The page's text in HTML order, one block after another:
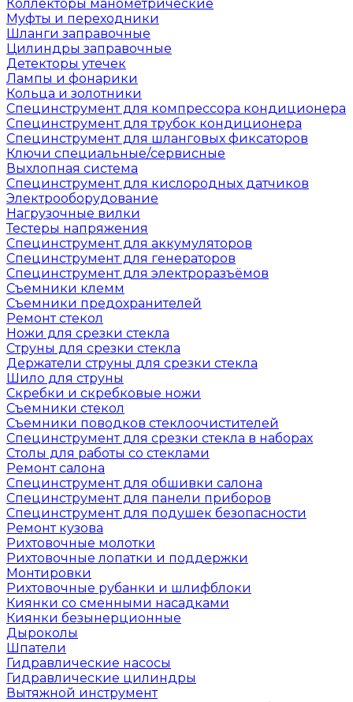
Коллекторы манометрические
Муфты и переходники
Шланги заправочные
Цилиндры заправочные
Детекторы утечек
Лампы и фонарики
Кольца и золотники
Специнструмент для компрессора кондиционера
Специнструмент для трубок кондиционера
Специнструмент для шланговых фиксаторов
Ключи специальные/сервисные
Выхлопная система
Специнструмент для кислородных датчиков
Электрооборудование
Нагрузочные вилки
Тестеры напряжения
Специнструмент для аккумуляторов
Специнструмент для генераторов
Специнструмент для электроразъёмов
Съемники клемм
Съемники предохранителей
Ремонт стекол
Ножи для срезки стекла
Струны для срезки стекла
Держатели струны для срезки стекла
Шило для струны
Скребки и скребковые ножи
Съемники стекол
Съемники поводков стеклоочистителей
Специнструмент для срезки стекла в наборах
Столы для работы со стеклами
Ремонт салона
Специнструмент для обшивки салона
Специнструмент для панели приборов
Специнструмент для подушек безопасности
Ремонт кузова
Рихтовочные молотки
Рихтовочные лопатки и поддержки
Монтировки
Рихтовочные рубанки и шлифблоки
Киянки со сменными насадками
Киянки безынерционные
Дыроколы
Шпатели
Гидравлические насосы
Гидравлические цилиндры
Вытяжной инструмент